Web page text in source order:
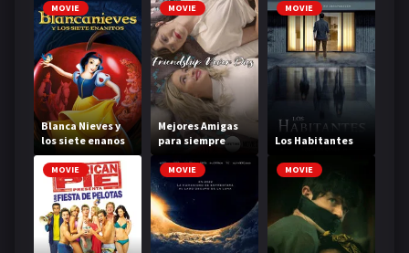
MOVIE
Blanca Nieves y
los siete enanos
MOVIE
Mejores Amigas
para siempre
MOVIE
Los Habitantes
MOVIE MOVIE MOVIE